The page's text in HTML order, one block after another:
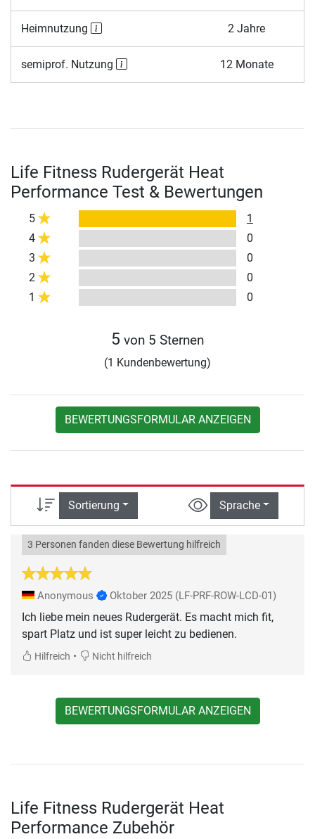
Heimnutzung 2 Jahre
semiprof. Nutzung 12 Monate
Life Fitness Rudergerät Heat
Performance Test & Bewertungen
5
1
4
0
3
0
2
0
1
0
5 von 5 Sternen
(1 Kundenbewertung)
BEWERTUNGSFORMULAR ANZEIGEN
Sortierung Sprache
3 Personen fanden diese Bewertung hilfreich
Anonymous Oktober 2025 (LF-PRF-ROW-LCD-01)
Ich liebe mein neues Rudergerät. Es macht mich fit,
spart Platz und ist super leicht zu bedienen.
Hilfreich • Nicht hilfreich
BEWERTUNGSFORMULAR ANZEIGEN
Life Fitness Rudergerät Heat
Performance Zubehör